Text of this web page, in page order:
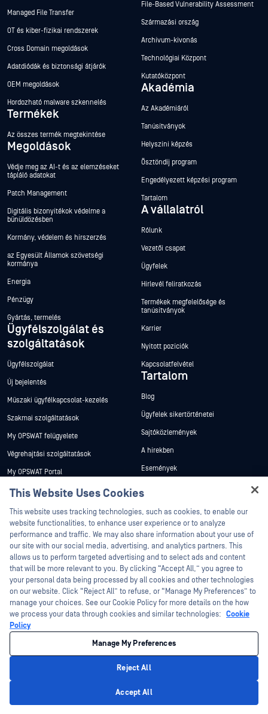
Managed File Transfer
OT és kiber-fizikai rendszerek
Cross Domain megoldások
Adatdiódák és biztonsági átjárók
OEM megoldások
Hordozható malware szkennelés
Termékek
Az összes termék megtekintése
Megoldások
Védje meg az AI-t és az elemzéseket
tápláló adatokat
Patch Management
Digitális bizonyítékok védelme a
bűnüldözésben
Kormány, védelem és hírszerzés
az Egyesült Államok szövetségi
kormánya
Energia
Pénzügy
Gyártás, termelés
Ügyfélszolgálat és
szolgáltatások
Ügyfélszolgálat
Új bejelentés
Műszaki ügyfélkapcsolat-kezelés
Szakmai szolgáltatások
My OPSWAT felügyelete
Végrehajtási szolgáltatások
My OPSWAT Portal
Műszaki dokumentáció
Képzések
Biztonsági sebezhetőségi program
Partnerek
Tanúsítvány
Technológiai partnerek
Channel partner program
File-Based Vulnerability Assessment
Származási ország
Archívum-kivonás
Technológiai Központ
Kutatóközpont
Akadémia
Az Akadémiáról
Tanúsítványok
Helyszíni képzés
Ösztöndíj program
Engedélyezett képzési program
Tartalom
A vállalatról
Rólunk
Vezetői csapat
Ügyfelek
Hírlevél feliratkozás
Termékek megfelelősége és
tanúsítványok
Karrier
Nyitott pozíciók
Kapcsolatfelvétel
Tartalom
Blog
Ügyfelek sikertörténetei
Sajtóközlemények
A hírekben
Események
Fehér könyvek
©2026 OPSWAT . Minden jog fenntartva. OPSWAT, MetaDefender, Metascan,
MetaAccess, az OPSWAT , Trust no File. Trust No Device., OPSWAT , Protecting the
World's Critical Infrastructure, Deep CDR™ Technology, InQuest, az InQuest logó,
DFI, RetroHunt, Deep File Inspection és Join the Hunt az OPSWAT védjegyei. A
harmadik felek védjegyei a megfelelő tulajdonosok tulajdonát képezik.
Cookie beállítások kezelése
This Website Uses Cookies
This website uses tracking technologies, such as cookies, to enable our
website functionalities, to enhance user experience or to analyze
performance and traffic. We may also share information about your use of
our site with our social media, advertising, and analytics partners. This
allows us to perform targeted advertising and to select ads and content
that will be more relevant to you. By clicking “Accept All,” you agree to
your personal data being processed by all cookies and other technologies
on our website. Click “Reject All” to refuse, or “Manage My Preferences” to
manage your choices. See our Cookie Policy for more details on the how
we process your data through cookies and similar technologies: Cookie
Policy
Manage My Preferences
Reject All
Accept All
Hey there!
I'm Ozzy, your OPSWAT virtual assistant.
How can I help you secure what's critical
today?